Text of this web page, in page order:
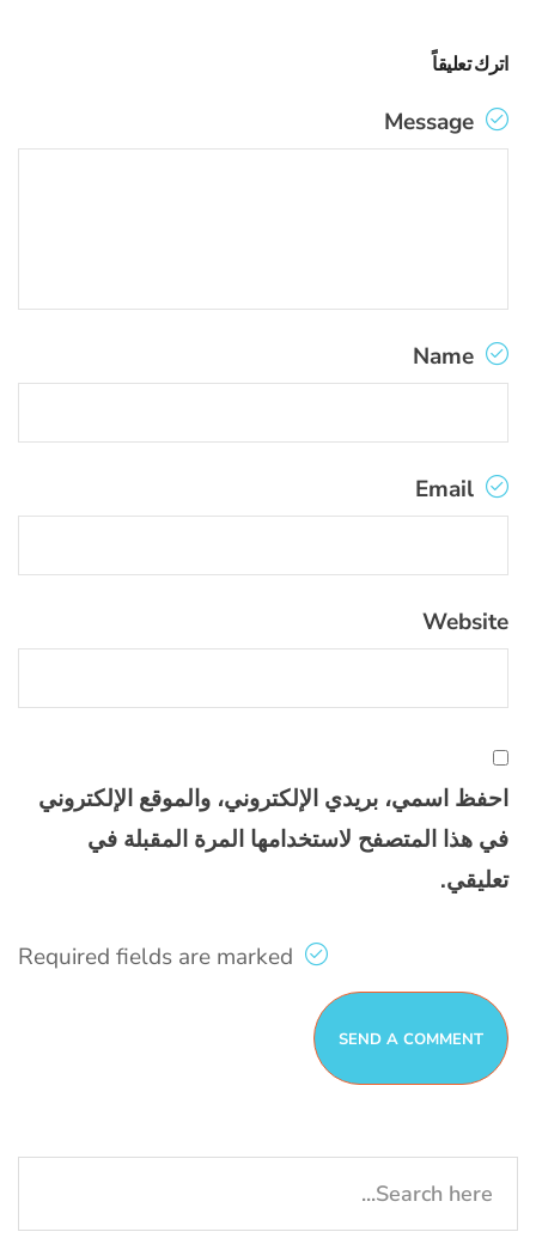
اترك تعليقاً
Message
Name
Email
Website
احفظ اسمي، بريدي الإلكتروني، والموقع الإلكتروني
في هذا المتصفح لاستخدامها المرة المقبلة في
تعليقي.
Required fields are marked